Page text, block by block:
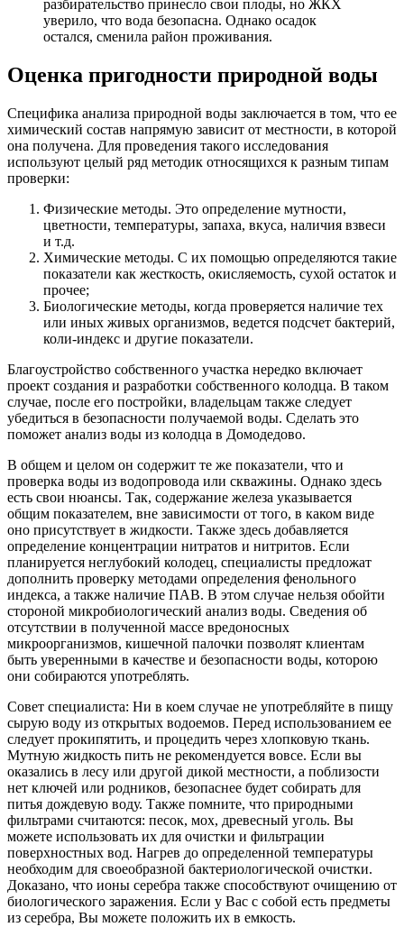
разбирательство принесло свои плоды, но ЖКХ
уверило, что вода безопасна. Однако осадок
остался, сменила район проживания.
Оценка пригодности природной воды
Специфика анализа природной воды заключается в том, что ее
химический состав напрямую зависит от местности, в которой
она получена. Для проведения такого исследования
используют целый ряд методик относящихся к разным типам
проверки:
Физические методы. Это определение мутности,
цветности, температуры, запаха, вкуса, наличия взвеси
и т.д.
Химические методы. С их помощью определяются такие
показатели как жесткость, окисляемость, сухой остаток и
прочее;
Биологические методы, когда проверяется наличие тех
или иных живых организмов, ведется подсчет бактерий,
коли-индекс и другие показатели.
Благоустройство собственного участка нередко включает
проект создания и разработки собственного колодца. В таком
случае, после его постройки, владельцам также следует
убедиться в безопасности получаемой воды. Сделать это
поможет анализ воды из колодца в Домодедово.
В общем и целом он содержит те же показатели, что и
проверка воды из водопровода или скважины. Однако здесь
есть свои нюансы. Так, содержание железа указывается
общим показателем, вне зависимости от того, в каком виде
оно присутствует в жидкости. Также здесь добавляется
определение концентрации нитратов и нитритов. Если
планируется неглубокий колодец, специалисты предложат
дополнить проверку методами определения фенольного
индекса, а также наличие ПАВ. В этом случае нельзя обойти
стороной микробиологический анализ воды. Сведения об
отсутствии в полученной массе вредоносных
микроорганизмов, кишечной палочки позволят клиентам
быть уверенными в качестве и безопасности воды, которою
они собираются употреблять.
Совет специалиста: Ни в коем случае не употребляйте в пищу
сырую воду из открытых водоемов. Перед использованием ее
следует прокипятить, и процедить через хлопковую ткань.
Мутную жидкость пить не рекомендуется вовсе. Если вы
оказались в лесу или другой дикой местности, а поблизости
нет ключей или родников, безопаснее будет собирать для
питья дождевую воду. Также помните, что природными
фильтрами считаются: песок, мох, древесный уголь. Вы
можете использовать их для очистки и фильтрации
поверхностных вод. Нагрев до определенной температуры
необходим для своеобразной бактериологической очистки.
Доказано, что ионы серебра также способствуют очищению от
биологического заражения. Если у Вас с собой есть предметы
из серебра, Вы можете положить их в емкость.